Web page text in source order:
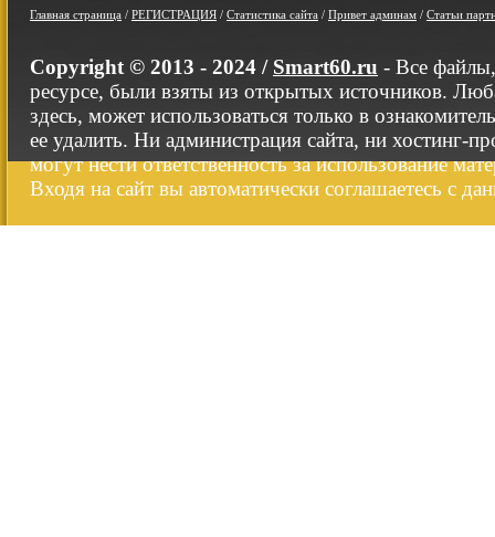
Главная страница / РЕГИСТРАЦИЯ / Статистика сайта / Привет админам / Статьи
Copyright © 2013 - 2024 / Smart60.ru - Все
ресурсе, были взяты из открытых источников.
здесь, может использоваться только в
ее удалить. Ни администрация сайта, ни хостинг-
могут нести ответственность за использование
Входя на сайт вы автоматически соглашаетесь с